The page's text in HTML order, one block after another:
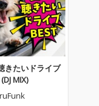
きたいドライブ
MIX)